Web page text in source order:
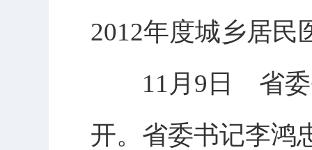
2012年度城乡居民
11月9日 省委省
开。省委书记李鸿